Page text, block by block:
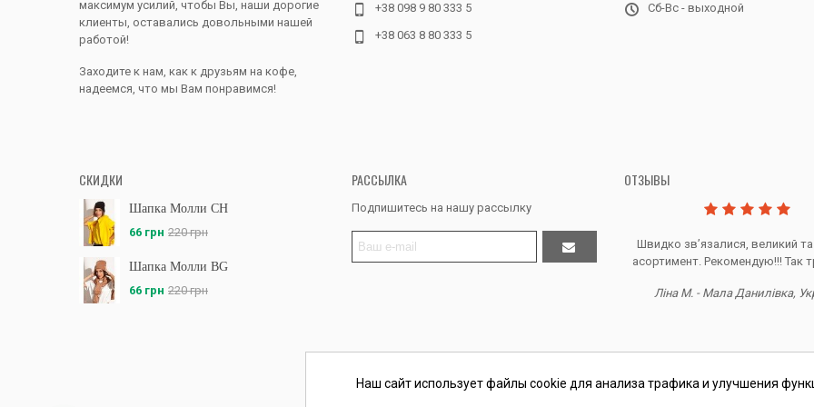
максимум усилий, чтобы Вы, наши дорогие
клиенты, оставались довольными нашей
работой!
Заходите к нам, как к друзьям на кофе,
надеемся, что мы Вам понравимся!
+38 098 9 80 333 5
+38 063 8 80 333 5
Сб-Вс - выходной
СКИДКИ
Шапка Молли CH
66 грн 220 грн
Шапка Молли BG
66 грн 220 грн
РАССЫЛКА
Подпишитесь на нашу рассылку
ОТЗЫВЫ
Дякую за все, продавець супер.
Швидко звʼязалися, великий та
асортимент. Рекомендую!!! Так
Ліна М. - Мала Данилівка,
Наш сайт использует файлы cookie для анализа трафика и улучшения